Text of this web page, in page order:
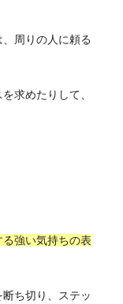
周りの人に頼る
求めたりして、
強い気持ちの表
ち切り、ステッ